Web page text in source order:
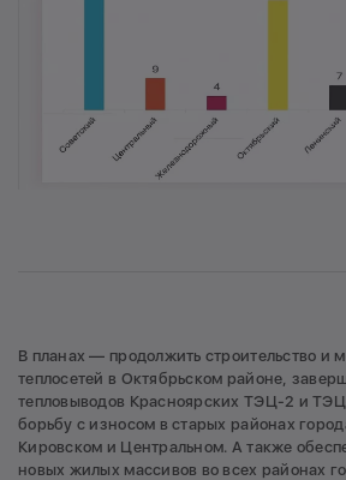
В планах — продолжить строительство и
теплосетей в Октябрьском районе,
тепловыводов Красноярских ТЭЦ-2 и
борьбу с износом в старых районах
Кировском и Центральном. А также
новых жилых массивов во всех районах